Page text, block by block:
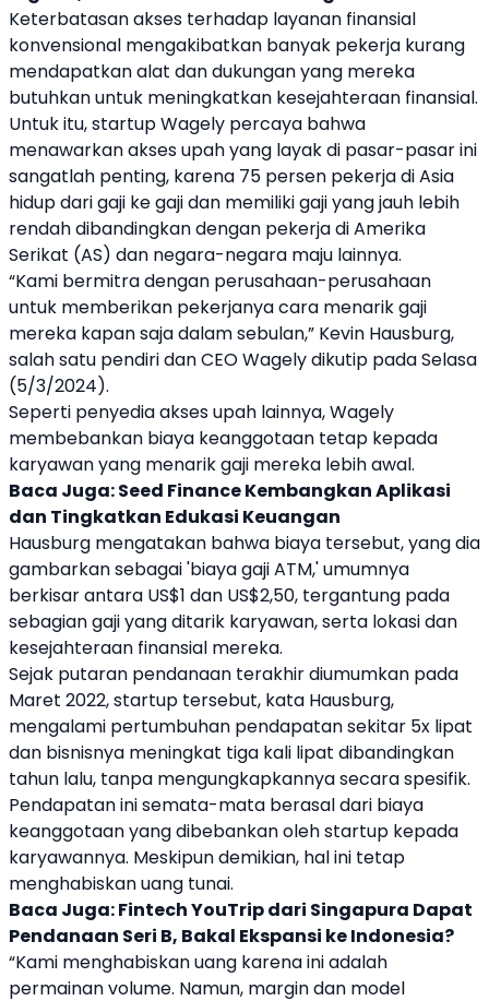
Keterbatasan akses terhadap layanan finansial
konvensional mengakibatkan banyak pekerja kurang
mendapatkan alat dan dukungan yang mereka
butuhkan untuk meningkatkan kesejahteraan finansial.
Untuk itu,startupWagely percaya bahwa
menawarkan akses upah yang layak di pasar-pasar ini
sangatlah penting, karena 75 persen pekerja di Asia
hidup dari gaji ke gaji dan memiliki gaji yang jauh lebih
rendah dibandingkan dengan pekerja di Amerika
Serikat (AS) dan negara-negara maju lainnya.
“Kami bermitra dengan perusahaan-perusahaan
untuk memberikan pekerjanya cara menarik gaji
mereka kapan saja dalam sebulan,” Kevin Hausburg,
salah satu pendiri dan CEOWagelydikutip pada Selasa
(5/3/2024).
Seperti penyedia akses upah lainnya,Wagely
membebankan biaya keanggotaan tetap kepada
karyawan yang menarik gaji mereka lebih awal.
Baca Juga:Seed Finance Kembangkan Aplikasi
dan Tingkatkan Edukasi Keuangan
Hausburg mengatakan bahwa biaya tersebut, yang dia
gambarkan sebagai 'biaya gaji ATM,' umumnya
berkisar antara US$1 dan US$2,50, tergantung pada
sebagian gaji yang ditarik karyawan, serta lokasi dan
kesejahteraan finansial mereka.
Sejak putaran pendanaan terakhir diumumkan pada
Maret 2022,startup tersebut, kata Hausburg,
mengalami pertumbuhan pendapatan sekitar 5x lipat
dan bisnisnya meningkat tiga kali lipat dibandingkan
tahun lalu, tanpa mengungkapkannya secara spesifik.
Pendapatan ini semata-mata berasal dari biaya
keanggotaan yang dibebankan olehstartup kepada
karyawannya. Meskipun demikian, hal ini tetap
menghabiskan uang tunai.
Baca Juga:Fintech YouTrip dari Singapura Dapat
Pendanaan Seri B, Bakal Ekspansi ke Indonesia?
“Kami menghabiskan uang karena ini adalah
permainan volume. Namun, margin dan model